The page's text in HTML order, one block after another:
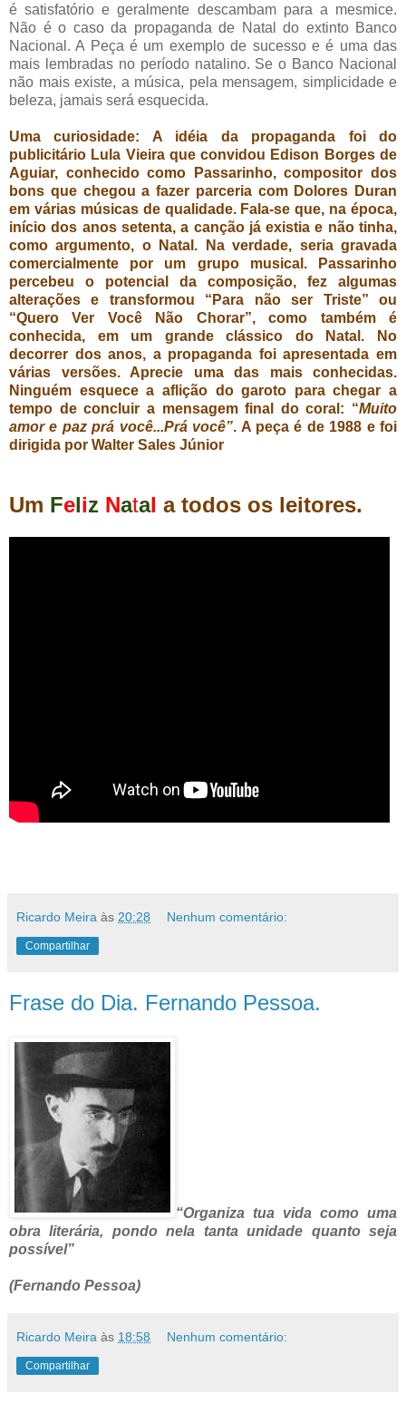
é satisfatório e geralmente descambam para a mesmice.
Não é o caso da propaganda de Natal do extinto Banco
Nacional. A Peça é um exemplo de sucesso e é uma das
mais lembradas no período natalino. Se o Banco Nacional
não mais existe, a música, pela mensagem, simplicidade e
beleza, jamais será esquecida.
Uma curiosidade: A idéia da propaganda foi do
publicitário Lula Vieira que convidou Edison Borges de
Aguiar, conhecido como Passarinho, compositor dos
bons que chegou a fazer parceria com Dolores Duran
em várias músicas de qualidade. Fala-se que, na época,
início dos anos setenta, a canção já existia e não tinha,
como argumento, o Natal. Na verdade, seria gravada
comercialmente por um grupo musical. Passarinho
percebeu o potencial da composição, fez algumas
alterações e transformou “Para não ser Triste” ou
“Quero Ver Você Não Chorar”, como também é
conhecida, em um grande clássico do Natal. No
decorrer dos anos, a propaganda foi apresentada em
várias versões. Aprecie uma das mais conhecidas.
Ninguém esquece a aflição do garoto para chegar a
tempo de concluir a mensagem final do coral: “Muito
amor e paz prá você...Prá você”. A peça é de 1988 e foi
dirigida por Walter Sales Júnior
Um Feliz Natal a todos os leitores.
Ricardo Meira às 20:28 Nenhum comentário:
Compartilhar
Frase do Dia. Fernando Pessoa.
“Organiza tua vida como uma
obra literária, pondo nela tanta unidade quanto seja
possível”
(Fernando Pessoa)
Ricardo Meira às 18:58 Nenhum comentário:
Compartilhar